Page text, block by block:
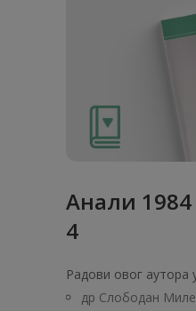
Анaли
4
Радови овог аутора
др Слободан